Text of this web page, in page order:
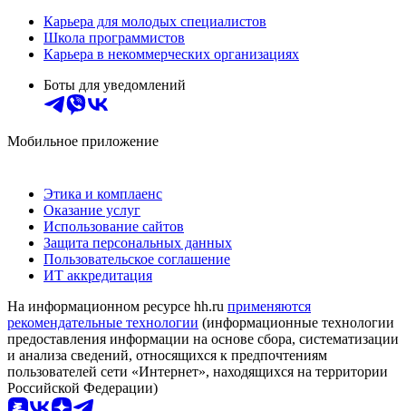
Карьера для молодых специалистов
Школа программистов
Карьера в некоммерческих организациях
Боты для уведомлений
Мобильное приложение
Этика и комплаенс
Оказание услуг
Использование сайтов
Защита персональных данных
Пользовательское соглашение
ИТ аккредитация
На информационном ресурсе hh.ru применяются
рекомендательные технологии (информационные технологии
предоставления информации на основе сбора, систематизации
и анализа сведений, относящихся к предпочтениям
пользователей сети «Интернет», находящихся на территории
Российской Федерации)